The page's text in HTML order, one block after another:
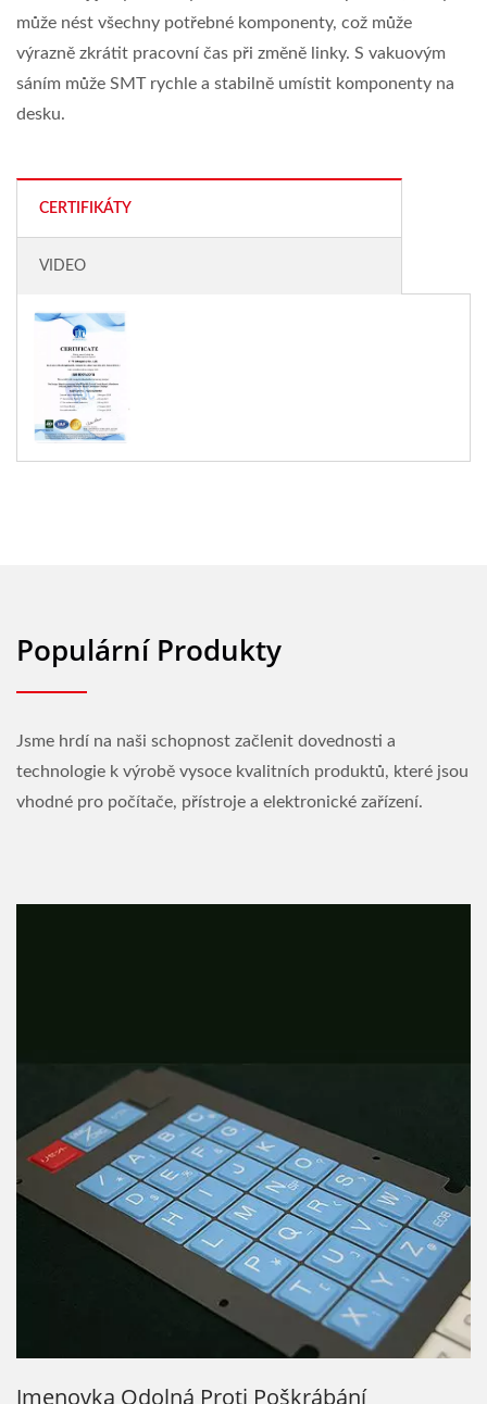
může nést všechny potřebné komponenty, což může
výrazně zkrátit pracovní čas při změně linky. S vakuovým
sáním může SMT rychle a stabilně umístit komponenty na
desku.
CERTIFIKÁTY
VIDEO
Populární Produkty
Jsme hrdí na naši schopnost začlenit dovednosti a
technologie k výrobě vysoce kvalitních produktů, které jsou
vhodné pro počítače, přístroje a elektronické zařízení.
Silikonová Gumová Klávesnice